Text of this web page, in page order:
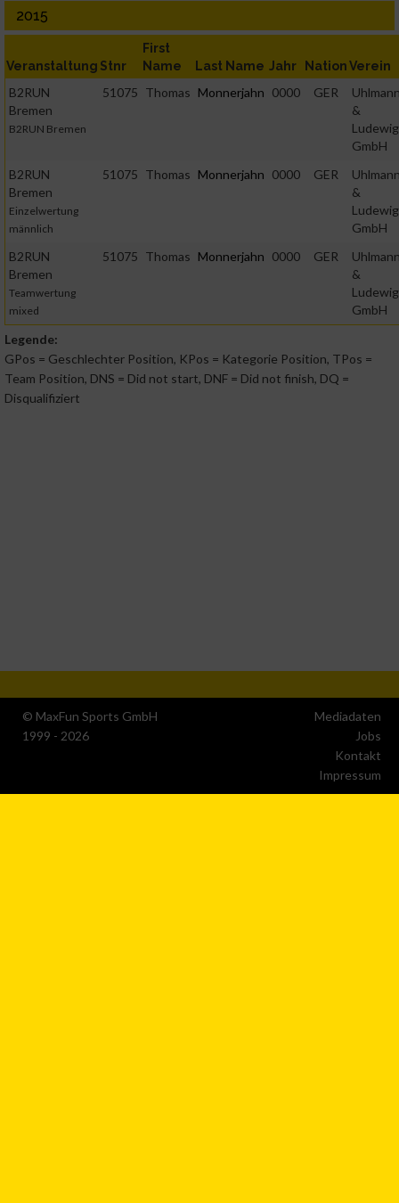
2015
Veranstaltung Stnr
First
Name
Last Name Jahr NationVerein
B2RUN
Bremen
B2RUN Bremen
51075 Thomas Monnerjahn 0000 GER
&
Ludewig
GmbH
B2RUN
Bremen
Einzelwertung
männlich
51075 Thomas Monnerjahn 0000 GER
&
Ludewig
GmbH
B2RUN
Bremen
Teamwertung
mixed
51075 Thomas Monnerjahn 0000 GER
&
Ludewig
GmbH
Legende:
GPos = Geschlechter Position, KPos = Kategorie Position, TPos =
Team Position, DNS = Did not start, DNF = Did not finish, DQ =
Disqualifiziert
© MaxFun Sports GmbH
1999 - 2026
Mediadaten
Jobs
Kontakt
Impressum
Verwendung von Profilen zur Auswahl personalisierter Inhalte
Messung der Werbeleistung
Analyse von Zielgruppen durch Statistiken oder
von Daten aus verschiedenen Quellen
Entwicklung und Verbesserung der Angebote
Verwendung genauer Standortdaten